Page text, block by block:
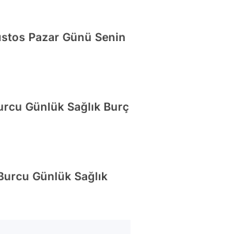
Pazar Günü Senin
Günlük Sağlık Burç
Günlük Sağlık